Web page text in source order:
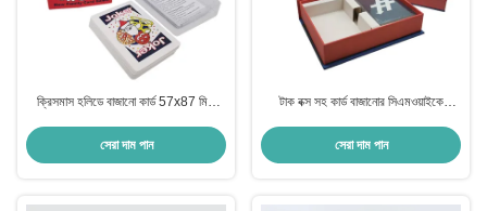
ক্রিসমাস হলিডে বাজানো কার্ড 57x87 মিমি
সেরা দাম পান
টাক বক্স সহ কার্ড বাজানোর সিএমওয়াইকে
সেরা দাম পান